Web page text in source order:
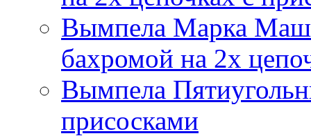
Вымпела Марка
бахромой на 2х
Вымпела
присосками